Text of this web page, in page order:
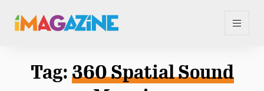
Tag: 360 Spatial Sound